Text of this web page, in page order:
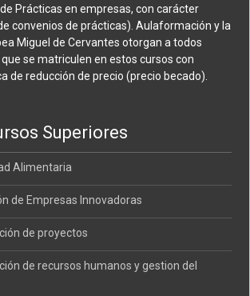
Prácticas en empresas, con carácter
convenios de prácticas). Aulaformación y la
Miguel de Cervantes otorgan a todos
se matriculen en estos cursos con
de reducción de precio (precio becado).
Superiores
Alimentaria
de Empresas Innovadoras
de proyectos
de recursos humanos y gestion del